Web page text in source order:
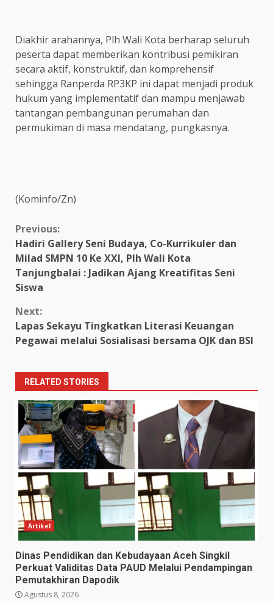
Diakhir arahannya, Plh Wali Kota berharap seluruh
peserta dapat memberikan kontribusi pemikiran
secara aktif, konstruktif, dan komprehensif
sehingga Ranperda RP3KP ini dapat menjadi produk
hukum yang implementatif dan mampu menjawab
tantangan pembangunan perumahan dan
permukiman di masa mendatang, pungkasnya.
(Kominfo/Zn)
Continue
Reading
Previous:
Hadiri Gallery Seni Budaya, Co-Kurrikuler dan
Milad SMPN 10 Ke XXI, Plh Wali Kota
Tanjungbalai : Jadikan Ajang Kreatifitas Seni
Siswa
Next:
Lapas Sekayu Tingkatkan Literasi Keuangan
Pegawai melalui Sosialisasi bersama OJK dan BSI
RELATED STORIES
Artikel
Dinas Pendidikan dan Kebudayaan Aceh Singkil
Perkuat Validitas Data PAUD Melalui Pendampingan
Pemutakhiran Dapodik
Agustus 8, 2026